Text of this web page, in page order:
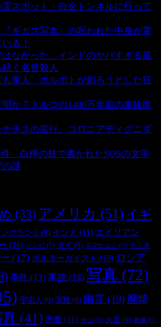
スポット・白金トンネルに行って
ギガス写本』の呪われた中身が電
る！
はなかった…インドのヤバすぎる風
く名誉殺人
軍人、ポルポトが創ろうとした狂
か？トルコの1400万年前の車輪痕
チスの蛮行、コロニアディグニダ
件 白樺の枝で書かれたSOSの文字
の謎
(33) アメリカ (51) イギ
ングランド (9) インド (11) エイリアン
(10) ゾンビ (7) タイ (9) タマヒュン (7)
ドッキ
(17) ポルターガイスト (10) ロシア
事件 (13) 事故 (14) 写真 (72)
宇宙人 (9) 実験 (9) 幽霊 (19) 廃墟
(41) 悪魔 (11) 火山 (6) 火星 (9) 画像 (7)